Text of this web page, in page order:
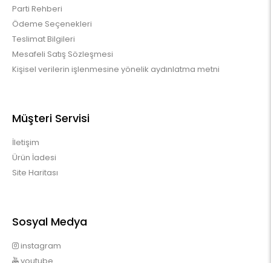
Parti Rehberi
Ödeme Seçenekleri
Teslimat Bilgileri
Mesafeli Satış Sözleşmesi
Kişisel verilerin işlenmesine yönelik aydınlatma metni
Müşteri Servisi
İletişim
Ürün İadesi
Site Haritası
Sosyal Medya
instagram